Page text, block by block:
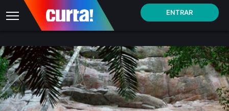
ENTRAR